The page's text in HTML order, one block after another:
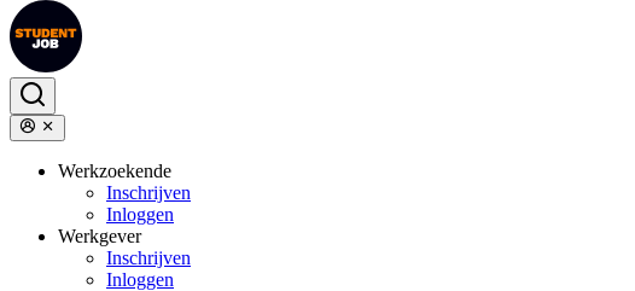
Werkzoekende
Inschrijven
Inloggen
Werkgever
Inschrijven
Inloggen